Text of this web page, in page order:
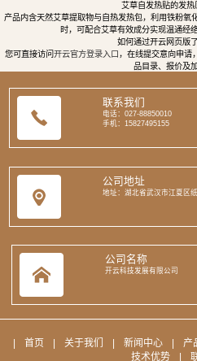
艾草自发热贴的发热
产品内含天然艾草提取物与自热发热包，利用铁粉
时，可配合艾草有效成分实现温通经
如何通过开云网页版
您可直接访问 开云官方登录入口，在线提交意向申请
品目录、报价及
联系我们
电话：027-88850010
手机：15827495155
公司地址
地址：湖北省武汉市江夏区
公司名称
开云科技发展有限公司
首页 关于我们 新闻中心 产
技术优势